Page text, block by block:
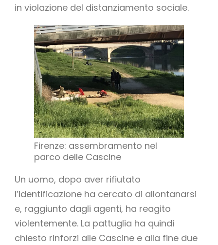
in violazione del distanziamento sociale.
Firenze: assembramento nel
parco delle Cascine
Un uomo, dopo aver rifiutato
l’identificazione ha cercato di allontanarsi
e, raggiunto dagli agenti, ha reagito
violentemente. La pattuglia ha quindi
chiesto rinforzi alle Cascine e alla fine due